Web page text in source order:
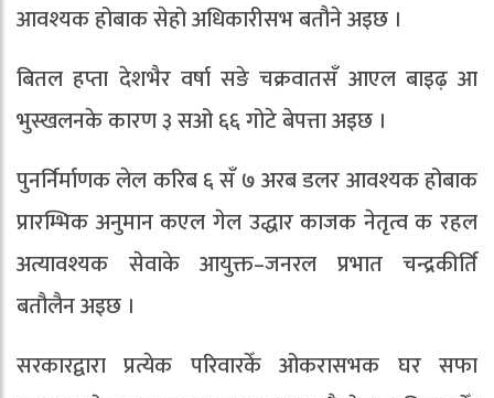
आवश्यक होबाक सेहो अधिकारीसभ बतौने अइछ ।
बितल हप्ता देशभैर वर्षा सङे चक्रवातसँ आएल बाइढ़ आ
भुस्खलनके कारण ३ सओ ६६ गोटे बेपत्ता अइछ ।
पुनर्निर्माणक लेल करिब ६ सँ ७ अरब डलर आवश्यक होबाक
प्रारम्भिक अनुमान कएल गेल उद्धार काजक नेतृत्व क रहल
अत्यावश्यक सेवाके आयुक्त–जनरल प्रभात चन्द्रकीर्ति
बतौलैन अइछ ।
सरकारद्वारा प्रत्येक परिवारकेँ ओकरासभक घर सफा